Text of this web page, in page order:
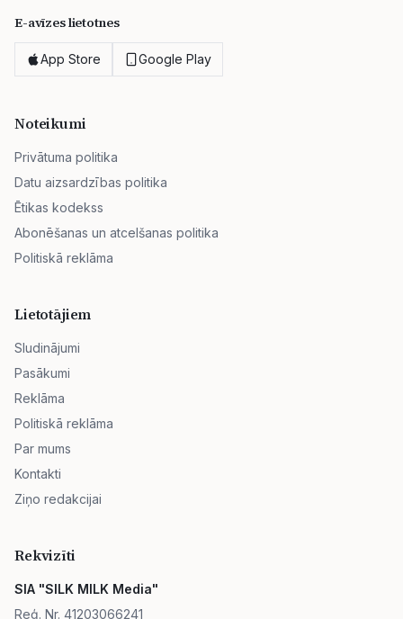
E-avīzes lietotnes
App Store Google Play
Noteikumi
Privātuma politika
Datu aizsardzības politika
Ētikas kodekss
Abonēšanas un atcelšanas politika
Politiskā reklāma
Lietotājiem
Sludinājumi
Pasākumi
Reklāma
Politiskā reklāma
Par mums
Kontakti
Ziņo redakcijai
Rekvizīti
SIA "SILK MILK Media"
Reģ. Nr. 41203066241